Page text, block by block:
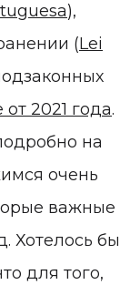
),
(Lei
от 2021 года.
на
очень
важные
Хотелось бы
для того,